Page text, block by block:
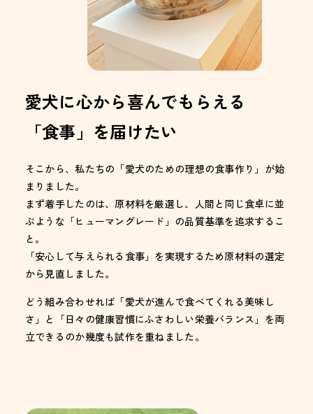
愛犬に心から喜んでもらえる
「食事」を届けたい
そこから、私たちの「愛犬のための理想の食事作り」が始
まりました。
まず着手したのは、原材料を厳選し、人間と同じ食卓に並
ぶような「ヒューマングレード」の品質基準を追求するこ
と。
「安心して与えられる食事」を実現するため原材料の選定
から見直しました。
どう組み合わせれば「愛犬が進んで食べてくれる美味し
さ」と「日々の健康習慣にふさわしい栄養バランス」を両
立できるのか幾度も試作を重ねました。